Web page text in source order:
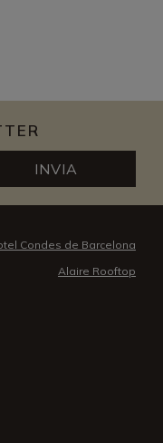
INVIA
Condes de Barcelona
Alaire Rooftop